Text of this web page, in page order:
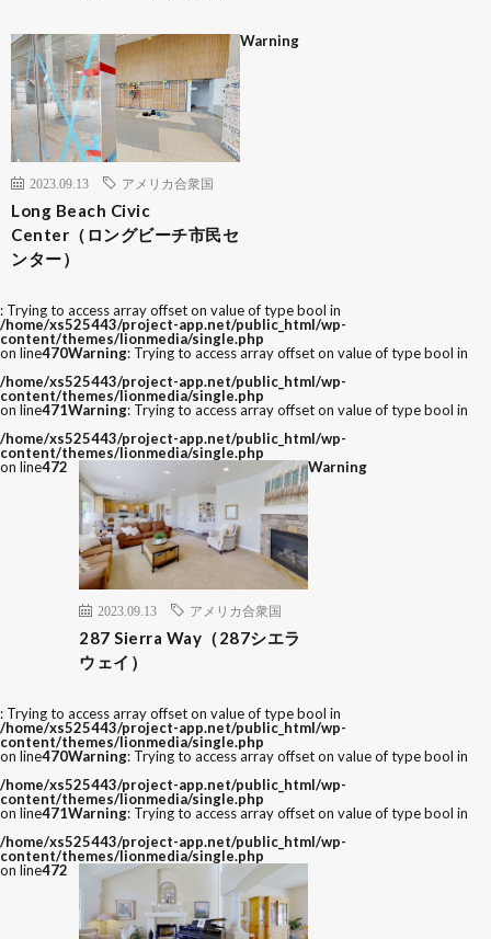
2023.09.13 アメリカ合衆国
Long Beach Civic
Center（ロングビーチ市民セ
ンター）
Warning
: Trying to access array offset on value of type bool in
/home/xs525443/project-app.net/public_html/wp-
content/themes/lionmedia/single.php
on line470Warning: Trying to access array offset on value of type bool in
/home/xs525443/project-app.net/public_html/wp-
content/themes/lionmedia/single.php
on line471Warning: Trying to access array offset on value of type bool in
/home/xs525443/project-app.net/public_html/wp-
content/themes/lionmedia/single.php
on line472
2023.09.13 アメリカ合衆国
287 Sierra Way（287シエラ
ウェイ）
Warning
: Trying to access array offset on value of type bool in
/home/xs525443/project-app.net/public_html/wp-
content/themes/lionmedia/single.php
on line470Warning: Trying to access array offset on value of type bool in
/home/xs525443/project-app.net/public_html/wp-
content/themes/lionmedia/single.php
on line471Warning: Trying to access array offset on value of type bool in
/home/xs525443/project-app.net/public_html/wp-
content/themes/lionmedia/single.php
on line472